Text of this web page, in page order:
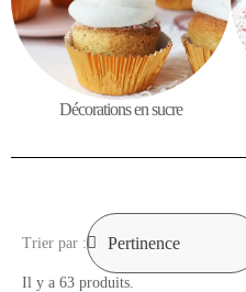
Décorations en sucre
Trier par :
Il y a 63 produits.